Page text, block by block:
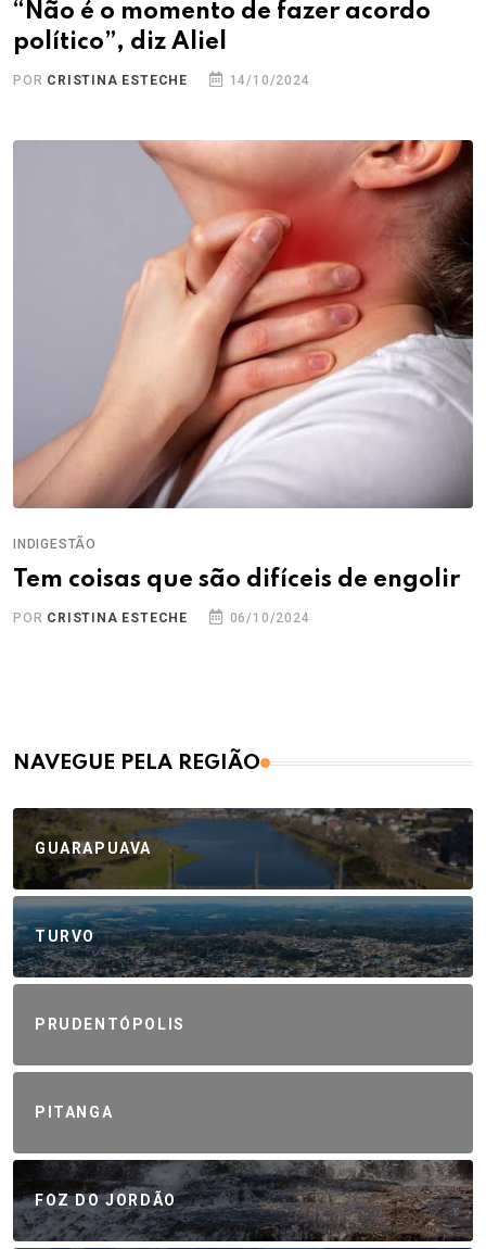
“Não é o momento de fazer acordo
político”, diz Aliel
POR CRISTINA ESTECHE 14/10/2024
INDIGESTÃO
Tem coisas que são difíceis de engolir
POR CRISTINA ESTECHE 06/10/2024
NAVEGUE PELA REGIÃO
GUARAPUAVA
TURVO
PRUDENTÓPOLIS
PITANGA
FOZ DO JORDÃO